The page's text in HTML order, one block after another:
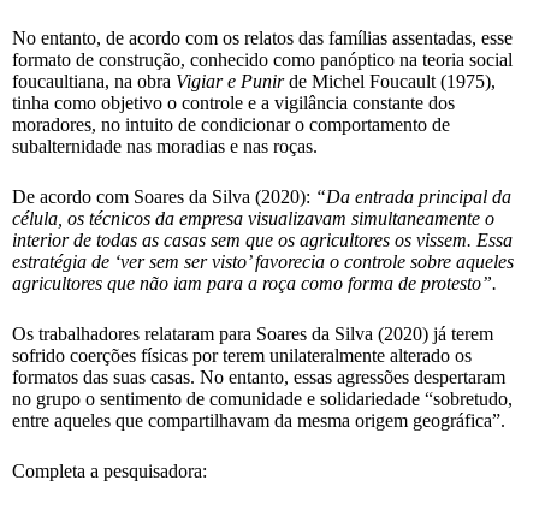
No entanto, de acordo com os relatos das famílias assentadas, esse
formato de construção, conhecido como panóptico na teoria social
foucaultiana, na obra Vigiar e Punirde Michel Foucault (1975),
tinha como objetivo o controle e a vigilância constante dos
moradores, no intuito de condicionar o comportamento de
subalternidade nas moradias e nas roças.
De acordo com Soares da Silva (2020): “Da entrada principal da
célula, os técnicos da empresa visualizavam simultaneamente o
interior de todas as casas sem que os agricultores os vissem. Essa
estratégia de ‘ver sem ser visto’ favorecia o controle sobre aqueles
agricultores que não iam para a roça como forma de protesto”.
Os trabalhadores relataram para Soares da Silva (2020) já terem
sofrido coerções físicas por terem unilateralmente alterado os
formatos das suas casas. No entanto, essas agressões despertaram
no grupo o sentimento de comunidade e solidariedade “sobretudo,
entre aqueles que compartilhavam da mesma origem geográfica”.
Completa a pesquisadora: